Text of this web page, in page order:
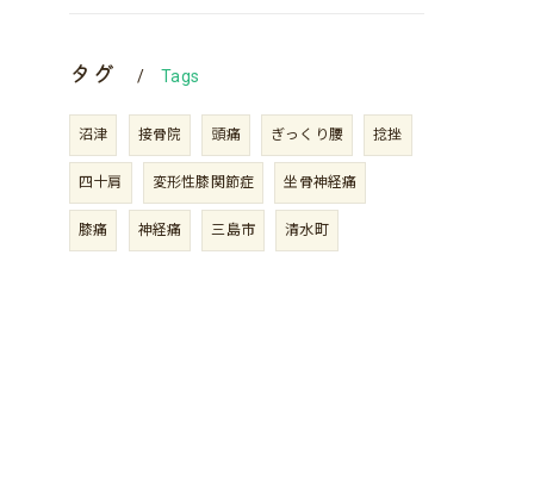
タグ Tags
沼津 接骨院 頭痛 ぎっくり腰 捻挫
四十肩 変形性膝関節症 坐骨神経痛
膝痛 神経痛 三島市 清水町